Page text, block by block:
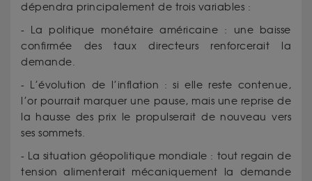
dépendra principalement de trois variables :
- La politique monétaire américaine : une baisse
confirmée des taux directeurs renforcerait la
demande.
- L’évolution de l’inflation : si elle reste contenue,
l’or pourrait marquer une pause, mais une reprise de
la hausse des prix le propulserait de nouveau vers
ses sommets.
- La situation géopolitique mondiale : tout regain de
tension alimenterait mécaniquement la demande